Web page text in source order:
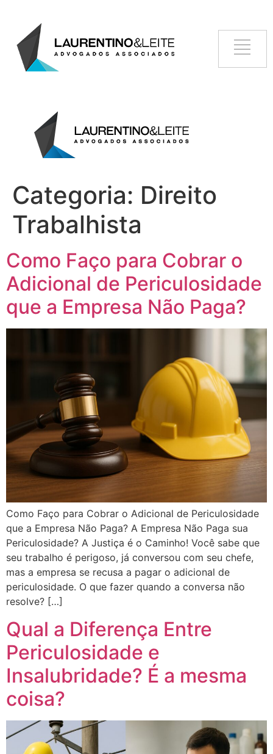
Categoria: Direito
Trabalhista
Como Faço para Cobrar o
Adicional de Periculosidade
que a Empresa Não Paga?
Como Faço para Cobrar o Adicional de Periculosidade
que a Empresa Não Paga? A Empresa Não Paga sua
Periculosidade? A Justiça é o Caminho! Você sabe que
seu trabalho é perigoso, já conversou com seu chefe,
mas a empresa se recusa a pagar o adicional de
periculosidade. O que fazer quando a conversa não
resolve? […]
Qual a Diferença Entre
Periculosidade e
Insalubridade? É a mesma
coisa?